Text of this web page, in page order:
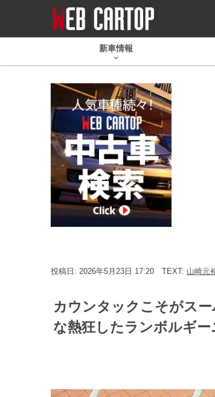
新車情報
投稿日: 2026年5月23日 17:20 TEXT: 山崎元
カウンタックこそがス
な熱狂したランボルギ